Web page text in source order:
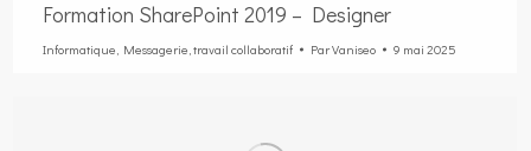
Formation SharePoint 2019 – Designer
Informatique, Messagerie,travail collaboratif ParVaniseo 9 mai 2025